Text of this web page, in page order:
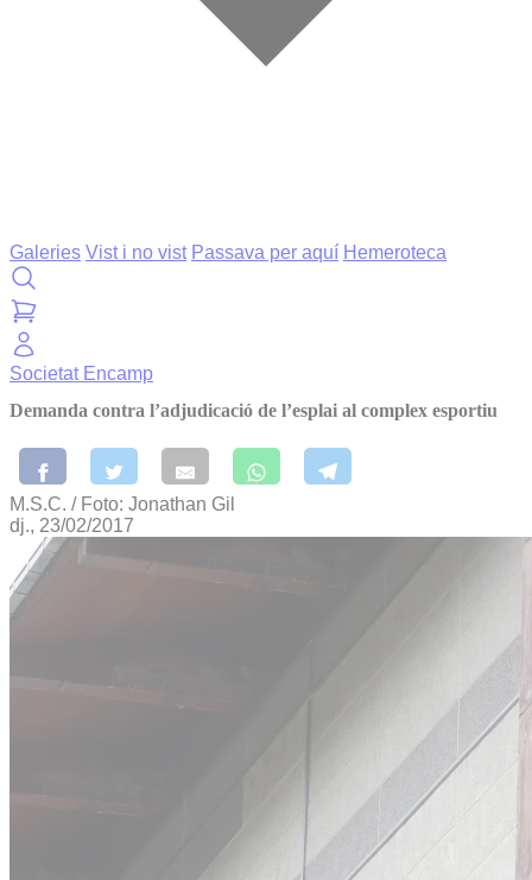
Galeries Vist i no vist Passava per aquí Hemeroteca
Societat Encamp
Demanda contra l’adjudicació de l’esplai al complex esportiu
M.S.C. / Foto: Jonathan Gil
dj., 23/02/2017